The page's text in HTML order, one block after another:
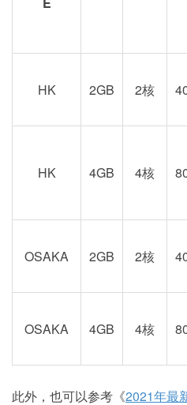
HK 2GB 2核
HK 4GB 4核
OSAKA 2GB 2核
OSAKA
4GB 4核
此外，也可以参考《2021年最